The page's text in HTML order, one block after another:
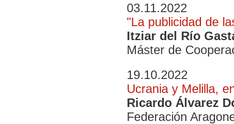
03.11.2022
"La publicidad de
Itziar del Río
Máster de
19.10.2022
Ucrania y Melilla,
Ricardo Álvarez
Federación